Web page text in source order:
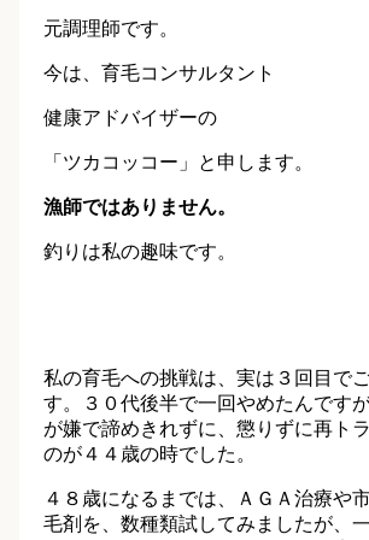
元調理師です。
今は、育毛コンサルタント
健康アドバイザーの
「ツカコッコー」と申します。
漁師ではありません。
釣りは私の趣味です。
私の育毛への挑戦は、実は３回目で
す。３０代後半で一回やめたんです
が嫌で諦めきれずに、懲りずに再ト
のが４４歳の時でした。
４８歳になるまでは、ＡＧＡ治療や
毛剤を、数種類試してみましたが、